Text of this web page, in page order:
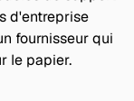
d'entreprise
fournisseur qui
le papier.